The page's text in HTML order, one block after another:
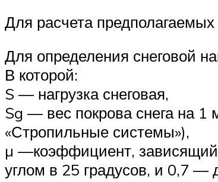
Для расчета
Для определения снеговой
В которой:
S — нагрузка снеговая,
Sg — вес покрова снега на
«Стропильные системы»),
µ —коэффициент, зависящий
углом в 25 градусов, и 0,7 —